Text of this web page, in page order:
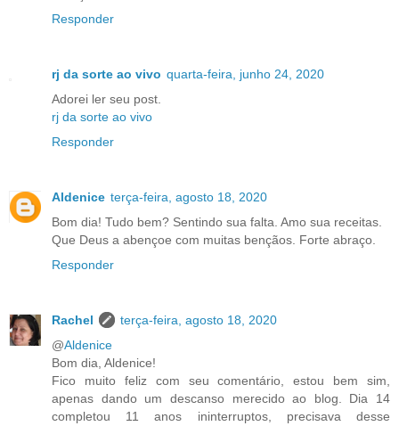
Responder
rj da sorte ao vivo quarta-feira, junho 24, 2020
Adorei ler seu post.
rj da sorte ao vivo
Responder
Aldenice terça-feira, agosto 18, 2020
Bom dia! Tudo bem? Sentindo sua falta. Amo sua receitas.
Que Deus a abençoe com muitas bençãos. Forte abraço.
Responder
Rachel
terça-feira, agosto 18, 2020
@Aldenice
Bom dia, Aldenice!
Fico muito feliz com seu comentário, estou bem sim,
apenas dando um descanso merecido ao blog. Dia 14
completou 11 anos ininterruptos, precisava desse